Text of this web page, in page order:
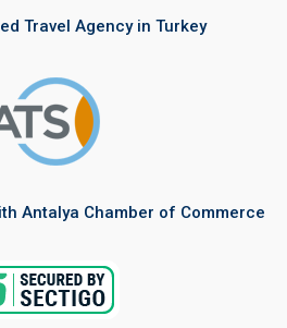
Travel Agency in Turkey
Antalya Chamber of Commerce